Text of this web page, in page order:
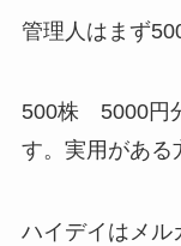
管理人はまず
500株 5000円
す。実用がある
ハイデイはメル